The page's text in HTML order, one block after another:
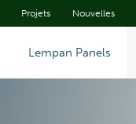
Projets Nouvelles
Lempan Panels